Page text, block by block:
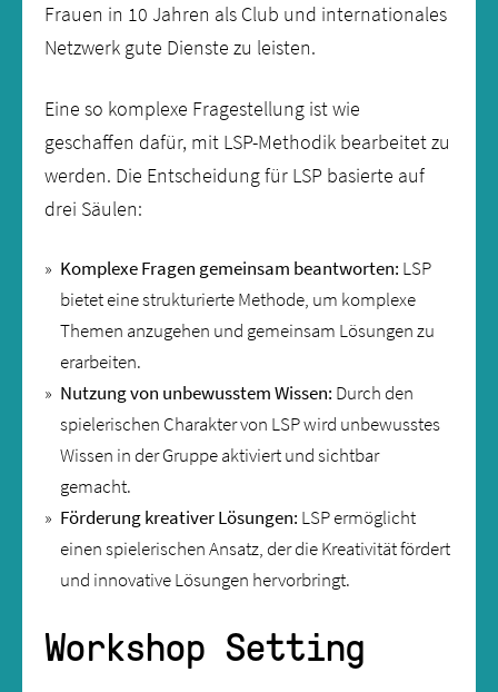
Frauen in 10 Jahren als Club und internationales
Netzwerk gute Dienste zu leisten.
Eine so komplexe Fragestellung ist wie
geschaffen dafür, mit LSP-Methodik bearbeitet zu
werden. Die Entscheidung für LSP basierte auf
drei Säulen:
Komplexe Fragen gemeinsam beantworten: LSP
bietet eine strukturierte Methode, um komplexe
Themen anzugehen und gemeinsam Lösungen zu
erarbeiten.
Nutzung von unbewusstem Wissen: Durch den
spielerischen Charakter von LSP wird unbewusstes
Wissen in der Gruppe aktiviert und sichtbar
gemacht.
Förderung kreativer Lösungen: LSP ermöglicht
einen spielerischen Ansatz, der die Kreativität fördert
und innovative Lösungen hervorbringt.
Workshop Setting